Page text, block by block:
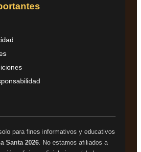
para fines informativos y educativos
Santa 2026 . No estamos afiliados a